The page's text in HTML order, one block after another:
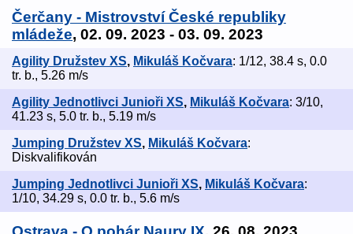
Čerčany - Mistrovství České republiky
mládeže, 02. 09. 2023 - 03. 09. 2023
Agility Družstev XS, Mikuláš Kočvara: 1/12, 38.4 s, 0.0
tr. b., 5.26 m/s
Agility Jednotlivci Junioři XS, Mikuláš Kočvara: 3/10,
41.23 s, 5.0 tr. b., 5.19 m/s
Jumping Družstev XS, Mikuláš Kočvara:
Diskvalifikován
Jumping Jednotlivci Junioři XS, Mikuláš Kočvara:
1/10, 34.29 s, 0.0 tr. b., 5.6 m/s